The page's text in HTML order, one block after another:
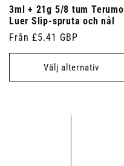
3ml + 21g 5/8 tum Terumo
Luer Slip-spruta och nål
Ordinarie
pris
Från £5.41 GBP
Välj alternativ